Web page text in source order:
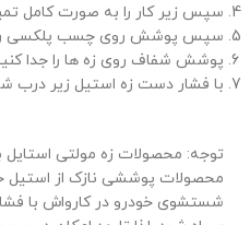
سپس زیر کار را به صورت کامل
سپس پوشش روی چسب پلکسی را
پوشش شفاف روی زه ها را جدا
با فشار دست زه استیل زیر درب شاهین را محکم کرده
توجه: محصولات زه مولتی
محصولات پوششی نازک از استیل
شستشوی خودرو در کارواش با